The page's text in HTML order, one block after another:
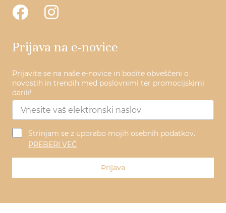
Prijava na e-novice
Prijavite se na naše e-novice in bodite obveščeni o
novostih in trendih med poslovnimi ter promocijskimi
darili!
Strinjam se z uporabo mojih osebnih podatkov.
PREBERI VEČ
Prijava